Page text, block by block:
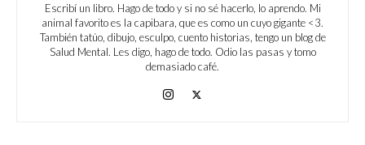
Escribí un libro. Hago de todo y si no sé hacerlo, lo aprendo. Mi
animal favorito es la capibara, que es como un cuyo gigante <3.
También tatúo, dibujo, esculpo, cuento historias, tengo un blog de
Salud Mental. Les digo, hago de todo. Odio las pasas y tomo
demasiado café.